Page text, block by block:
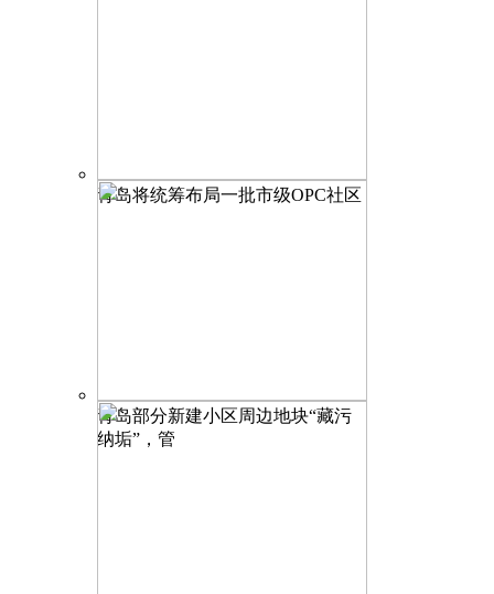
青岛将统筹布局一批市级OPC社区
青岛部分新建小区周边地块“藏污
纳垢”，管